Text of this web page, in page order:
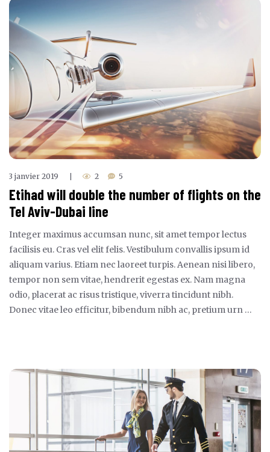
3 janvier 2019 2 5
Etihad will double the number of flights on the
Tel Aviv-Dubai line
Integer maximus accumsan nunc, sit amet tempor lectus
facilisis eu. Cras vel elit felis. Vestibulum convallis ipsum id
aliquam varius. Etiam nec laoreet turpis. Aenean nisi libero,
tempor non sem vitae, hendrerit egestas ex. Nam magna
odio, placerat ac risus tristique, viverra tincidunt nibh.
Donec vitae leo efficitur, bibendum nibh ac, pretium urn …